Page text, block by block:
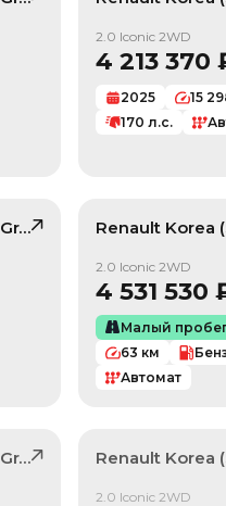
2.0 Iconic 2WD
4 213 370
2025 15
170 л.с.
Grand Koleos , лот
/ 10 Renault Korea
2.0 Iconic 2WD
4 531 530
Малый
63 км
Автомат
Grand Koleos , лот
Renault Korea
Продан
2.0 Iconic 2WD